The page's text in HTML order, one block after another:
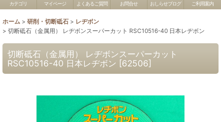
カテゴリ マイページ よくあるご質問 お問合せ おしらせブログ ご利用案内
ホーム > 研削・切断砥石 > レヂボン
> 切断砥石（金属用） レヂボンスーパーカット RSC10516-40 日本レヂボン
切断砥石（金属用） レヂボンスーパーカット
RSC10516-40 日本レヂボン [62506]